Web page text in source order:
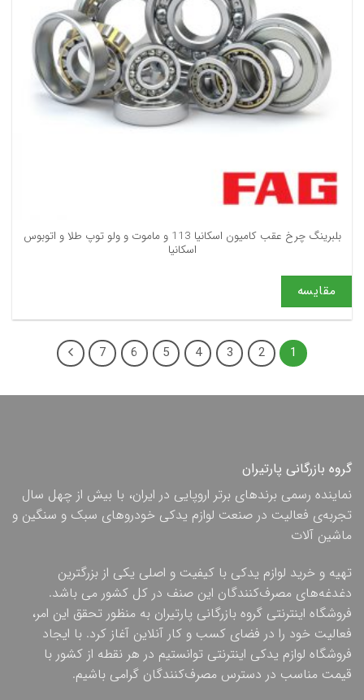
بلبرینگ چرخ عقب کامیون اسکانیا 113 و ماموت و ولو توپ طلا و اتوبوس
اسکانیا
مقایسه
1
2
3
4
5
6
7
گروه بازرگانی پارتیران
نماینده رسمی برندهای برتر اروپایی در ایران، با بیش از چهل سال
تجربه‌ی فعالیت در صنعت لوازم یدکی خودروهای سبک و سنگین و
ماشین آلات
تهیه و خرید لوازم یدکی با کیفیت و اصلی یکی از بزرگترین
دغدغه‌های مصرف‌کنندگان این صنف در کل کشور می باشد.
فروشگاه اینترنتی گروه بازرگانی پارتیران به منظور تحقق این امر،
فعالیت خود را در فضای کسب و کار آنلاین آغاز کرد. با ایجاد
فروشگاه لوازم یدکی اینترنتی توانستیم در هر نقطه از کشور با
قیمت مناسب در دسترس مصرف‌کنندگان گرامی باشیم.